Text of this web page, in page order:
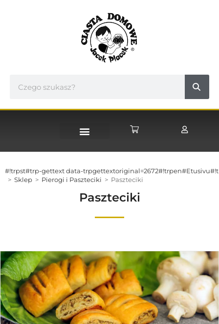
#!trpst#trp-gettext data-
> Sklep > Pierogi i Paszteciki > Paszteciki
Paszteciki